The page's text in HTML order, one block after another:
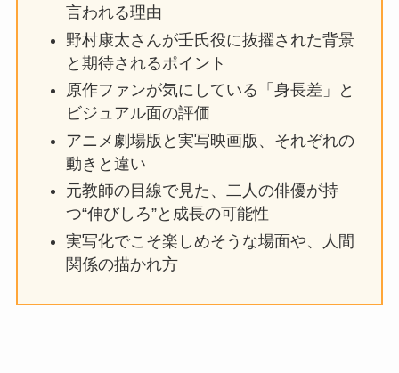
言われる理由
野村康太さんが壬氏役に抜擢された背景
と期待されるポイント
原作ファンが気にしている「身長差」と
ビジュアル面の評価
アニメ劇場版と実写映画版、それぞれの
動きと違い
元教師の目線で見た、二人の俳優が持
つ“伸びしろ”と成長の可能性
実写化でこそ楽しめそうな場面や、人間
関係の描かれ方